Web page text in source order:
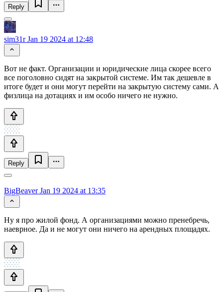
Reply
sim31rJan 19 2024 at 12:48
Вот не факт. Организации и юридические лица скорее всего
все поголовно сидят на закрытой системе. Им так дешевле в
итоге будет и они могут перейти на закрытую систему сами. А
физлица на дотациях и им особо ничего не нужно.
Reply
BigBeaverJan 19 2024 at 13:35
Ну я про жилой фонд. А организациями можно пренебречь,
наеврное. Да и не могут они ничего на арендных площадях.